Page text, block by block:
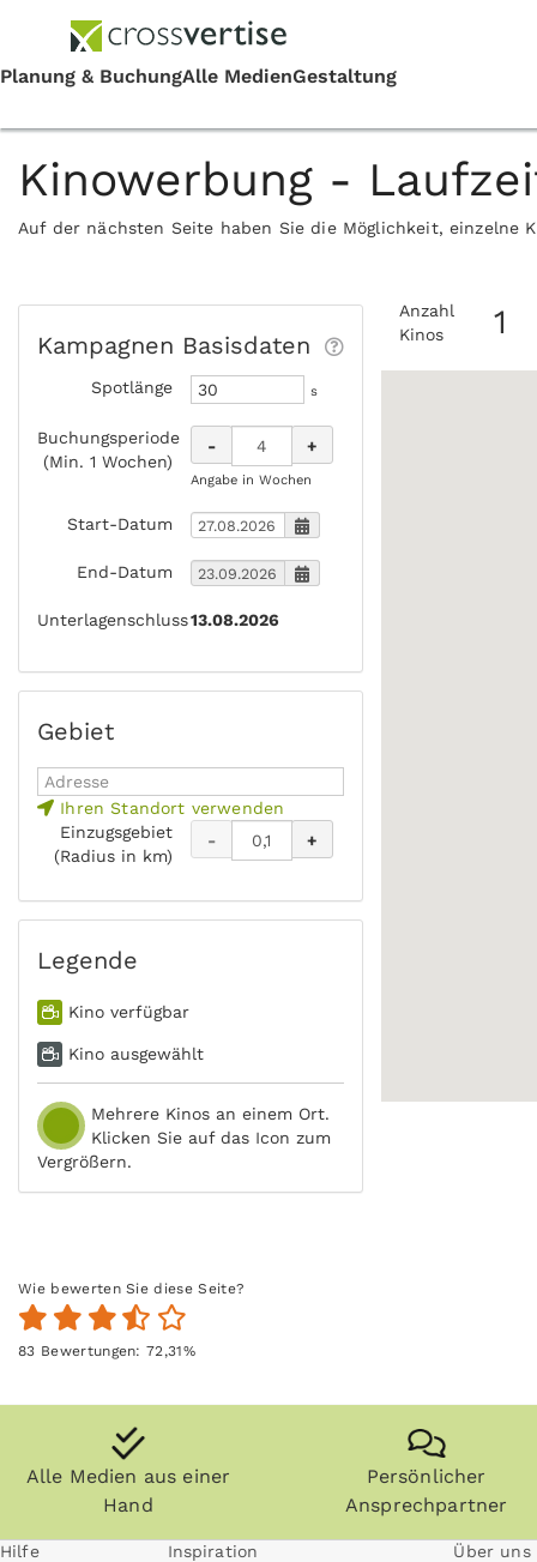
Kinowerbung -
Auf der nächsten Seite haben Sie die Möglichkeit, einzelne
Kampagnen Basisdaten
Spotlänge s
Buchungsperiode
(Min. 1 Wochen)
- +
Angabe in Wochen
Start-Datum
End-Datum
Unterlagenschluss13.08.2026
Gebiet
Ihren Standort verwenden
Einzugsgebiet
(Radius in km)
- +
Legende
Kino verfügbar
Kino ausgewählt
Mehrere Kinos an einem Ort.
Klicken Sie auf das Icon zum
Vergrößern.
Anzahl
Kinos
1
Wie bewerten Sie diese Seite?
83 Bewertungen:72,31%
Alle Medien aus einer
Hand
Persönlicher
Ansprechpartner
Hilfe Inspiration Über uns